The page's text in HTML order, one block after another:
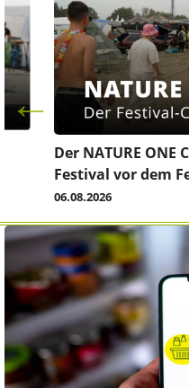
Der NATURE
Festival vor dem
06.08.2026